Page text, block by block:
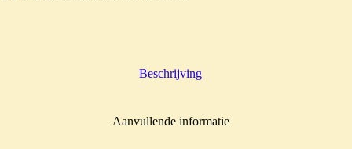
Beschrijving
Aanvullende informatie